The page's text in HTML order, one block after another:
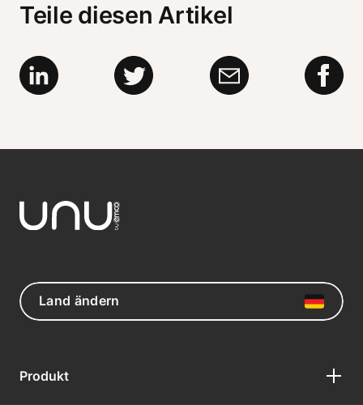
Teile diesen Artikel
Land ändern
Produkt